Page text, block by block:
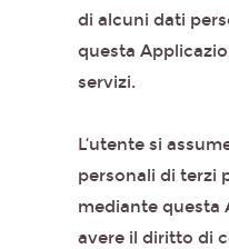
di alcuni dati
questa
servizi.
L‘utente si
personali di terzi
mediante questa
avere il diritto di